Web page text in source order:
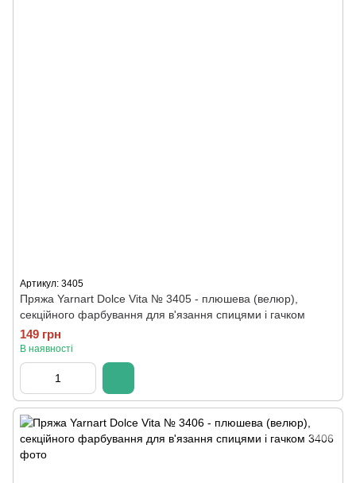
Артикул: 3405
Пряжа Yarnart Dolce Vita № 3405 - плюшева (велюр),
секційного фарбування для в'язання спицями і гачком
149 грн
В наявності